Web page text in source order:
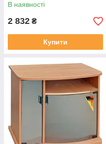
В наявності
2 832 ₴
Купити